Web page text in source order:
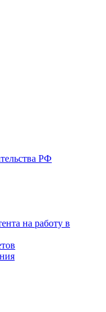
РФ
на работу в